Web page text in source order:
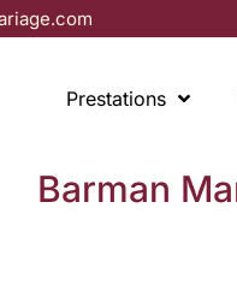
Prestations
Barman